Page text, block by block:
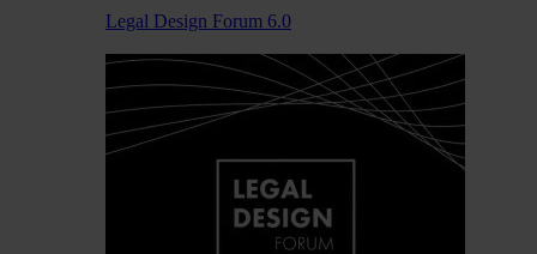
Legal Design Forum 6.0